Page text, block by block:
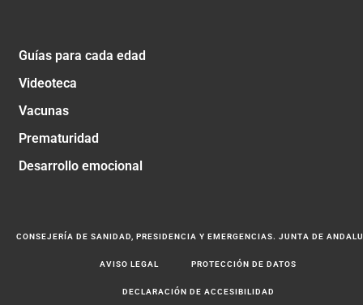
Guías para cada edad
Videoteca
Vacunas
Prematuridad
Desarrollo emocional
CONSEJERÍA DE SANIDAD, PRESIDENCIA Y EMERGENCIAS. JUNTA DE
AVISO LEGAL PROTECCIÓN DE DATOS
DECLARACIÓN DE ACCESIBILIDAD